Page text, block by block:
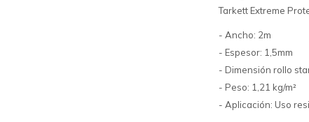
Tarkett Extreme
- Ancho: 2m
- Espesor: 1,5mm
- Dimensión rollo
- Peso: 1,21 kg/m²
- Aplicación: Uso